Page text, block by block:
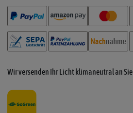
Wir versenden Ihr Licht klimaneutral an Sie